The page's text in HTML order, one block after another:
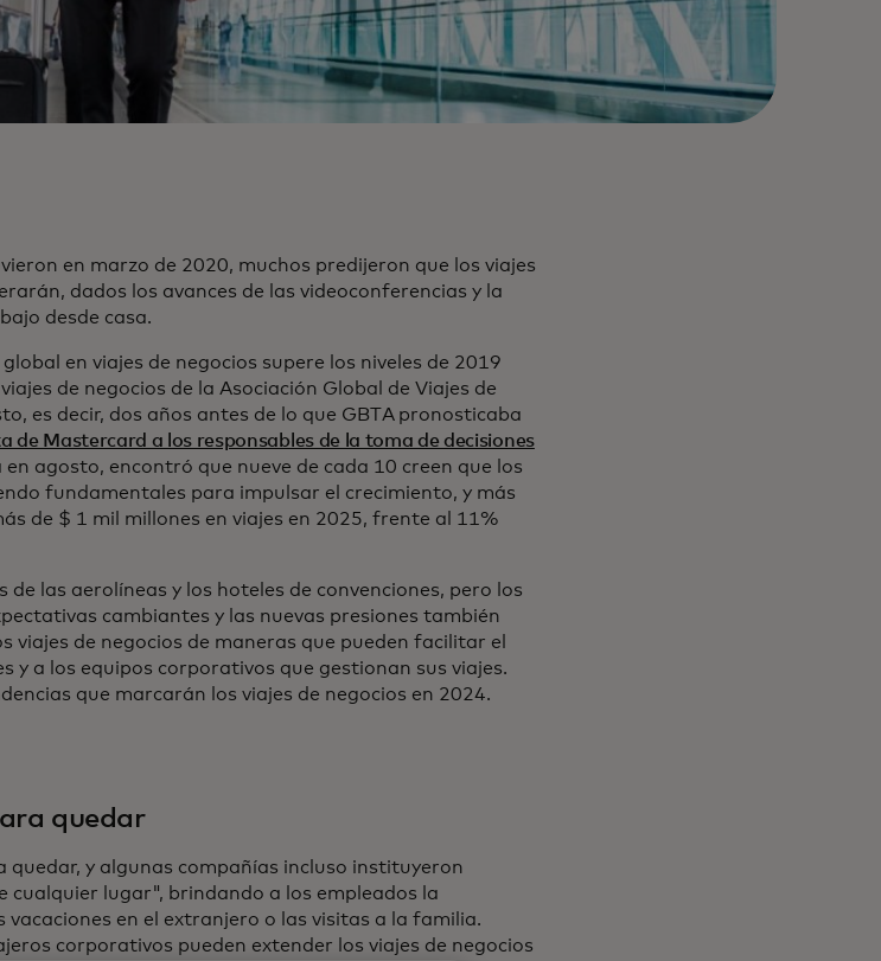
en marzo de 2020, muchos predijeron que los viajes
dados los avances de las videoconferencias y la
desde casa.
en viajes de negocios supere los niveles de 2019
de negocios de la Asociación Global de Viajes de
es decir, dos años antes de lo que GBTA pronosticaba
de Mastercard a los responsables de la toma de decisiones
agosto, encontró que nueve de cada 10 creen que los
fundamentales para impulsar el crecimiento, y más
de $ 1 mil millones en viajes en 2025, frente al 11%
de las aerolíneas y los hoteles de convenciones, pero los
cambiantes y las nuevas presiones también
viajes de negocios de maneras que pueden facilitar el
y a los equipos corporativos que gestionan sus viajes.
que marcarán los viajes de negocios en 2024.
quedar
quedar, y algunas compañías incluso instituyeron
cualquier lugar", brindando a los empleados la
en el extranjero o las visitas a la familia.
corporativos pueden extender los viajes de negocios